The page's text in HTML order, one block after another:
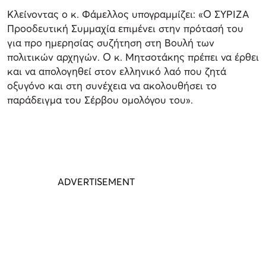
Κλείνοντας ο κ. Φάμελλος υπογραμμίζει: «Ο ΣΥΡΙΖΑ
Προοδευτική Συμμαχία επιμένει στην πρότασή του
για προ ημερησίας συζήτηση στη Βουλή των
πολιτικών αρχηγών. Ο κ. Μητσοτάκης πρέπει να έρθει
και να απολογηθεί στον ελληνικό λαό που ζητά
οξυγόνο και στη συνέχεια να ακολουθήσει το
παράδειγμα του Σέρβου ομολόγου του».